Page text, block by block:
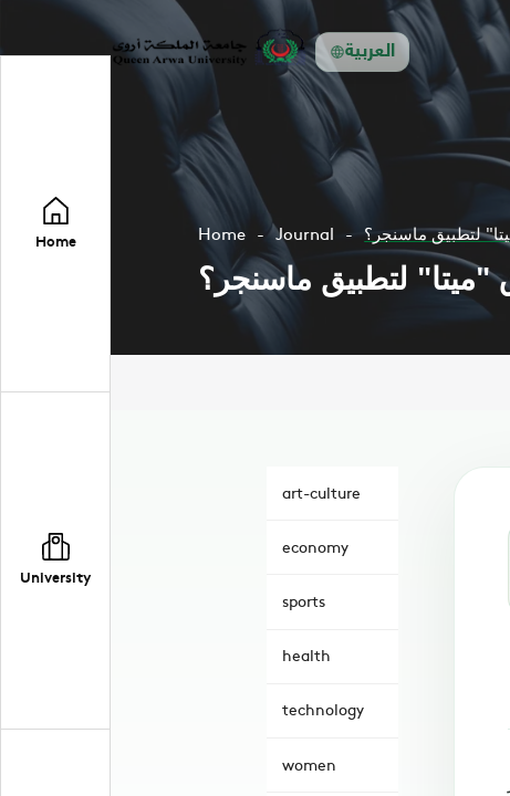
العربية
Home
University
Home Journal لتطبيق ماسنجر؟
"ميتا" لتطبيق ماسنجر؟
art-culture
economy
sports
health
technology
women